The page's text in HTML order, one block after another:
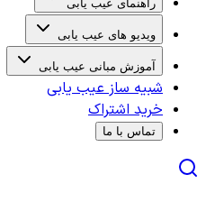
راهنمای عیب یابی
ویدیو های عیب یابی
آموزش مبانی عیب یابی
شبیه ساز عیب یابی
خرید اشتراک
تماس با ما